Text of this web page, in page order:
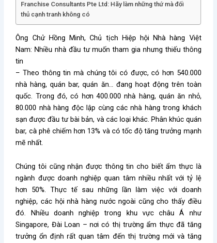
Franchise Consultants Pte Ltd: Hãy làm những thứ mà đối
thủ cạnh tranh không có
Ông Chử Hồng Minh, Chủ tịch Hiệp hội Nhà hàng Việt
Nam: Nhiều nhà đầu tư muốn tham gia nhưng thiếu thông
tin
– Theo thông tin mà chúng tôi có được, có hơn 540.000
nhà hàng, quán bar, quán ăn… đang hoạt động trên toàn
quốc. Trong đó, có hơn 400.000 nhà hàng, quán ăn nhỏ,
80.000 nhà hàng độc lập cùng các nhà hàng trong khách
sạn được đầu tư bài bản, và các loại khác. Phân khúc quán
bar, cà phê chiếm hơn 13% và có tốc độ tăng trưởng mạnh
mẽ nhất.
Chúng tôi cũng nhận được thông tin cho biết ẩm thực là
ngành được doanh nghiệp quan tâm nhiều nhất với tỷ lệ
hơn 50%. Thực tế sau những lần làm việc với doanh
nghiệp, các hội nhà hàng nước ngoài cũng cho thấy điều
đó. Nhiều doanh nghiệp trong khu vực châu Á như
Singapore, Đài Loan – nơi có thị trường ẩm thực đã tăng
trưởng ổn định rất quan tâm đến thị trường mới và tăng